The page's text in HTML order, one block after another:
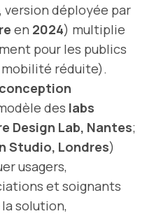
, version déployée par
en 2024) multiplie
pour les publics
réduite).
des labs
Design Lab, Nantes;
Studio, Londres)
usagers,
et soignants
solution,